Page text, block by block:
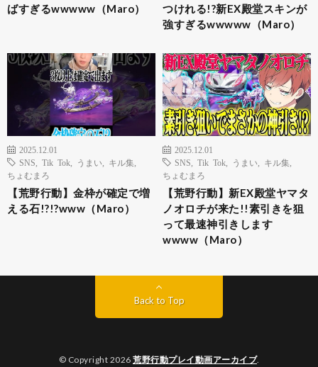
ばすぎるwwwww（Maro）
つけれる!?新EX殿堂スキンが
強すぎるwwwww（Maro）
2025.12.01
SNS
Tik Tok うまい キル集
ちょむまろ
【荒野行動】金枠が確定で増
える石!?!?www（Maro）
2025.12.01
SNS
Tik Tok うまい キル集
ちょむまろ
【荒野行動】新EX殿堂ヤマタ
ノオロチが来た!!素引きを狙
って最速神引きします
wwww（Maro）
Back to Top
© Copyright 2026 荒野行動プレイ動画アーカイブ.